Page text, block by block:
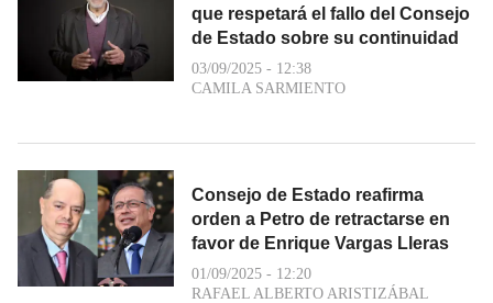
que respetará el fallo del Consejo
de Estado sobre su continuidad
03/09/2025 - 12:38
CAMILA SARMIENTO
Consejo de Estado reafirma
orden a Petro de retractarse en
favor de Enrique Vargas Lleras
01/09/2025 - 12:20
RAFAEL ALBERTO ARISTIZÁBAL